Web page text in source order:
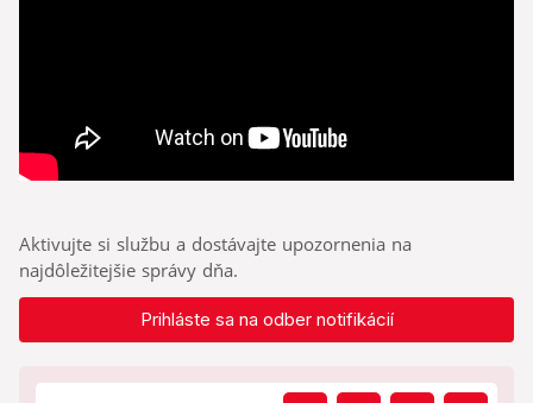
Aktivujte si službu a dostávajte upozornenia na
najdôležitejšie správy dňa.
Prihláste sa na odber notifikácií